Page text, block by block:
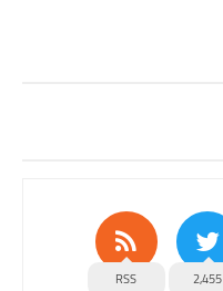
2,455
RSS